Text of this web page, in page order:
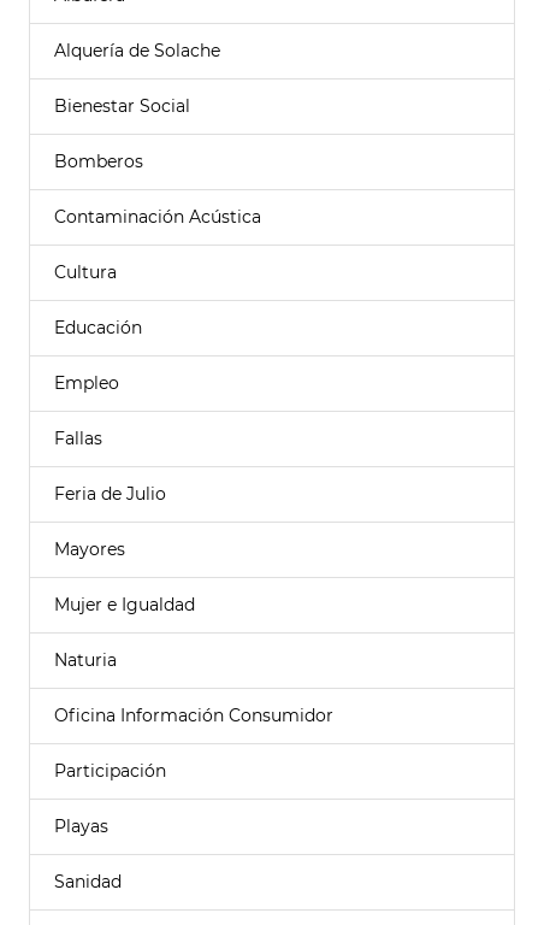
Alquería de Solache
Bienestar Social
Bomberos
Contaminación Acústica
Cultura
Educación
Empleo
Fallas
Feria de Julio
Mayores
Mujer e Igualdad
Naturia
Oficina Información Consumidor
Participación
Playas
Sanidad